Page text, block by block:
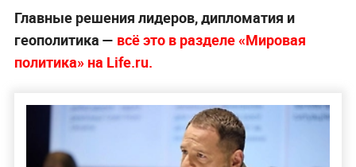
Главные решения лидеров, дипломатия и
геополитика — всё это в разделе «Мировая
политика» на Life.ru.